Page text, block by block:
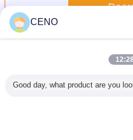
MeerDoor de ring van de
CENO
Good day, what product are you